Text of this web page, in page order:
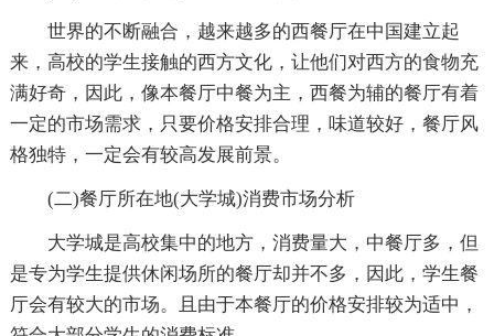
世界的不断融合，越来越多的西餐厅在中国建立起
来，高校的学生接触的西方文化，让他们对西方的食物充
满好奇，因此，像本餐厅中餐为主，西餐为辅的餐厅有着
一定的市场需求，只要价格安排合理，味道较好，餐厅风
格独特，一定会有较高发展前景。
(二)餐厅所在地(大学城)消费市场分析
大学城是高校集中的地方，消费量大，中餐厅多，但
是专为学生提供休闲场所的餐厅却并不多，因此，学生餐
厅会有较大的市场。且由于本餐厅的价格安排较为适中，